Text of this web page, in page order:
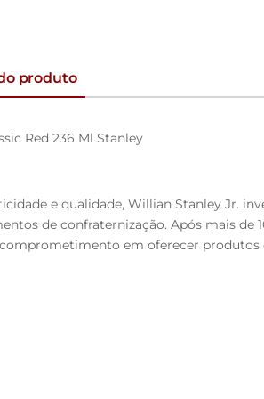
produto
Red 236 Ml Stanley
e qualidade, Willian Stanley Jr.
de confraternização. Após mais
em oferecer produtos